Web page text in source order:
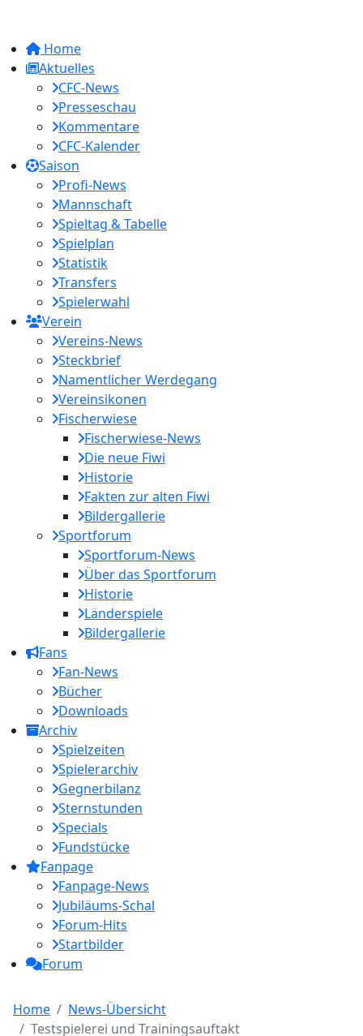
Home
Aktuelles
CFC-News
Presseschau
Kommentare
CFC-Kalender
Saison
Profi-News
Mannschaft
Spieltag & Tabelle
Spielplan
Statistik
Transfers
Spielerwahl
Verein
Vereins-News
Steckbrief
Namentlicher Werdegang
Vereinsikonen
Fischerwiese
Fischerwiese-News
Die neue Fiwi
Historie
Fakten zur alten Fiwi
Bildergallerie
Sportforum
Sportforum-News
Über das Sportforum
Historie
Länderspiele
Bildergallerie
Fans
Fan-News
Bücher
Downloads
Archiv
Spielzeiten
Spielerarchiv
Gegnerbilanz
Sternstunden
Specials
Fundstücke
Fanpage
Fanpage-News
Jubiläums-Schal
Forum-Hits
Startbilder
Forum
Home
News-Übersicht
Testspielerei und Trainingsauftakt